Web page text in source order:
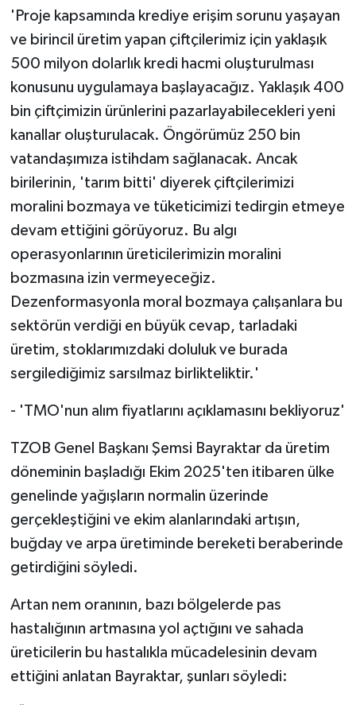
'Proje kapsamında krediye erişim sorunu yaşayan
ve birincil üretim yapan çiftçilerimiz için yaklaşık
500 milyon dolarlık kredi hacmi oluşturulması
konusunu uygulamaya başlayacağız. Yaklaşık 400
bin çiftçimizin ürünlerini pazarlayabilecekleri yeni
kanallar oluşturulacak. Öngörümüz 250 bin
vatandaşımıza istihdam sağlanacak. Ancak
birilerinin, 'tarım bitti' diyerek çiftçilerimizi
moralini bozmaya ve tüketicimizi tedirgin etmeye
devam ettiğini görüyoruz. Bu algı
operasyonlarının üreticilerimizin moralini
bozmasına izin vermeyeceğiz.
Dezenformasyonla moral bozmaya çalışanlara bu
sektörün verdiği en büyük cevap, tarladaki
üretim, stoklarımızdaki doluluk ve burada
sergilediğimiz sarsılmaz birlikteliktir.'
- 'TMO'nun alım fiyatlarını açıklamasını bekliyoruz'
TZOB Genel Başkanı Şemsi Bayraktar da üretim
döneminin başladığı Ekim 2025'ten itibaren ülke
genelinde yağışların normalin üzerinde
gerçekleştiğini ve ekim alanlarındaki artışın,
buğday ve arpa üretiminde bereketi beraberinde
getirdiğini söyledi.
Artan nem oranının, bazı bölgelerde pas
hastalığının artmasına yol açtığını ve sahada
üreticilerin bu hastalıkla mücadelesinin devam
ettiğini anlatan Bayraktar, şunları söyledi: